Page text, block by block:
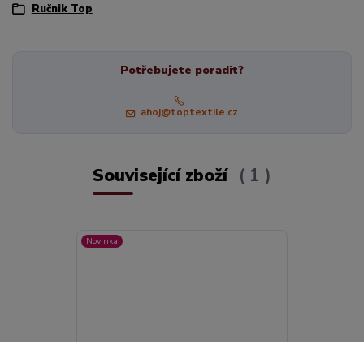
Ručnik Top
Potřebujete poradit?
ahoj@toptextile.cz
Související zboží 1
Novinka